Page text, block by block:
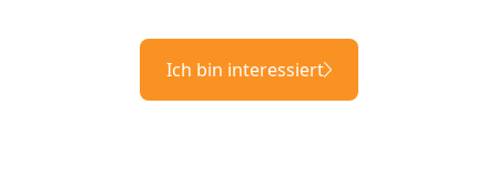
Ich bin interessiert